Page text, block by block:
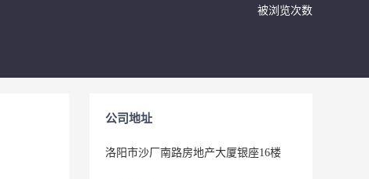
被浏览次数
公司地址
洛阳市沙厂南路房地产大厦银座16楼